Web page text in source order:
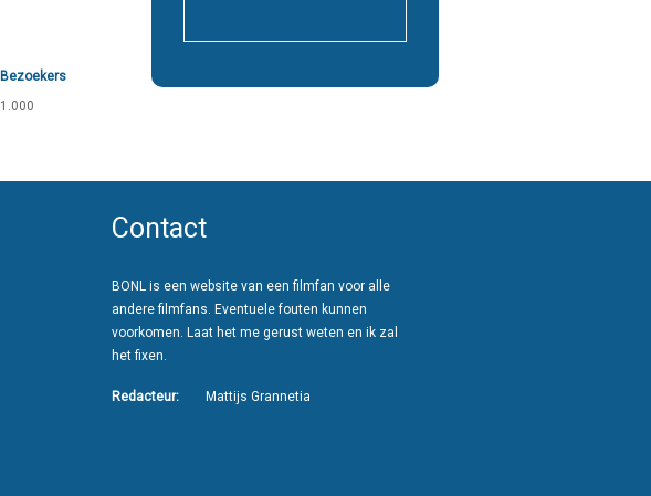
Bezoekers
1.000
Contact
BONL is een website van een filmfan voor alle
andere filmfans. Eventuele fouten kunnen
voorkomen. Laat het me gerust weten en ik zal
het fixen.
Redacteur: Mattijs Grannetia